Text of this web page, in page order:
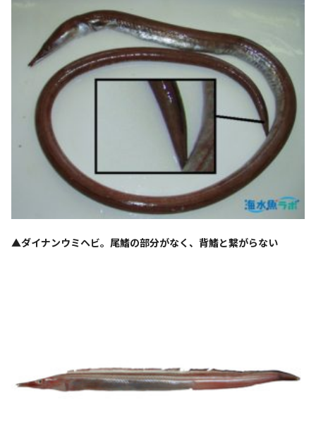
▲ダイナンウミヘビ。尾鰭の部分がなく、背鰭と繋がらない